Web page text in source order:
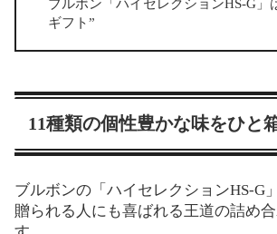
ギフト”
11種類の個性豊かな味をひと
ブルボンの「ハイセレクションHS-G
贈られる人にも喜ばれる王道の詰め